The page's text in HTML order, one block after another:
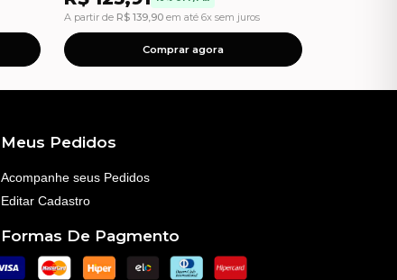
A partir de R$ 139,90 em até 6x sem juros
Comprar agora
Meus Pedidos
Acompanhe seus Pedidos
Editar Cadastro
Formas De Pagmento